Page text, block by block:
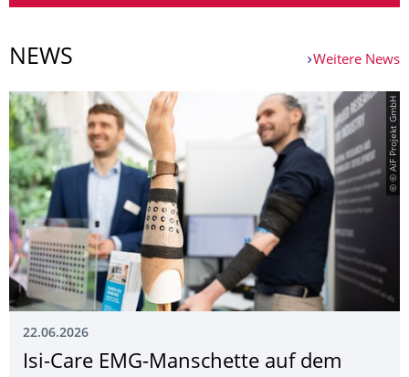
NEWS Weitere News
© © AiF Projekt GmbH
22.06.2026
Isi-Care EMG-Manschette auf dem